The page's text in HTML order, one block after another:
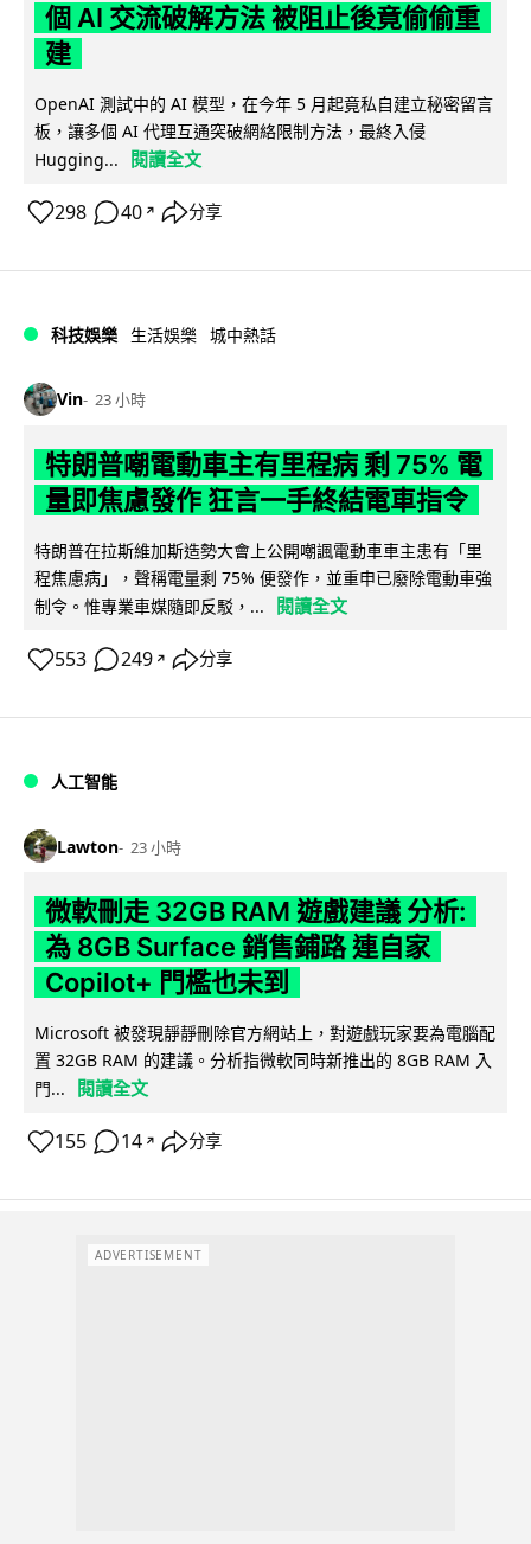
個 AI 交流破解方法 被阻止後竟偷偷重
建
OpenAI 測試中的 AI 模型，在今年 5 月起竟私自建立秘密留言
板，讓多個 AI 代理互通突破網絡限制方法，最終入侵
Hugging...
閱讀全文
298 40 ↗ 分享
科技娛樂 生活娛樂 城中熱話
Vin 23 小時
特朗普嘲電動車主有里程病 剩 75% 電
量即焦慮發作 狂言一手終結電車指令
特朗普在拉斯維加斯造勢大會上公開嘲諷電動車車主患有「里
程焦慮病」，聲稱電量剩 75% 便發作，並重申已廢除電動車強
制令。惟專業車媒隨即反駁，...
閱讀全文
553 249 ↗ 分享
人工智能
Lawton 23 小時
微軟刪走 32GB RAM 遊戲建議 分析:
為 8GB Surface 銷售鋪路 連自家
Copilot+ 門檻也未到
Microsoft 被發現靜靜刪除官方網站上，對遊戲玩家要為電腦配
置 32GB RAM 的建議。分析指微軟同時新推出的 8GB RAM 入
門...
閱讀全文
155 14 ↗ 分享
ADVERTISEMENT